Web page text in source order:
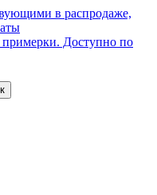
в распродаже,
примерки. Доступно по